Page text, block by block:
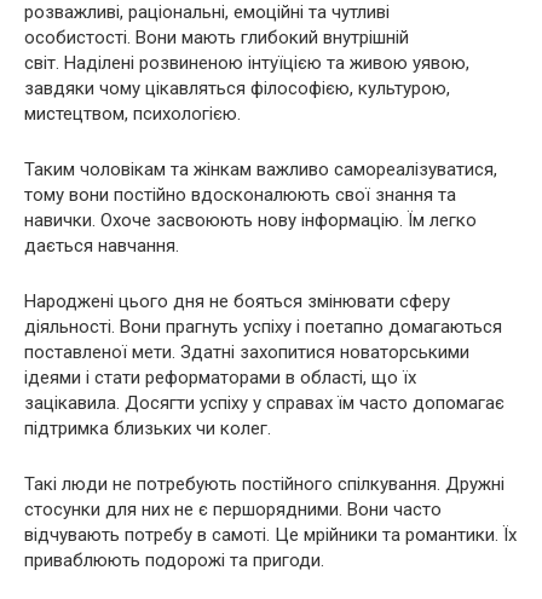
розважливі, раціональні, емоційні та чутливі
особистості. Вони мають глибокий внутрішній
світ. Наділені розвиненою інтуїцією та живою уявою,
завдяки чому цікавляться філософією, культурою,
мистецтвом, психологією.
Таким чоловікам та жінкам важливо самореалізуватися,
тому вони постійно вдосконалюють свої знання та
навички. Охоче ​​засвоюють нову інформацію. Їм легко
дається навчання.
Народжені цього дня не бояться змінювати сферу
діяльності. Вони прагнуть успіху і поетапно домагаються
поставленої мети. Здатні захопитися новаторськими
ідеями і стати реформаторами в області, що їх
зацікавила. Досягти успіху у справах їм часто допомагає
підтримка близьких чи колег.
Такі люди не потребують постійного спілкування. Дружні
стосунки для них не є першорядними. Вони часто
відчувають потребу в самоті. Це мрійники та романтики. Їх
приваблюють подорожі та пригоди.